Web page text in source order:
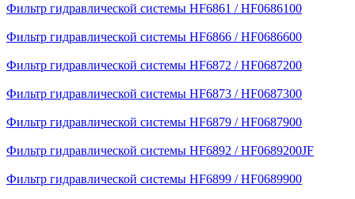
Фильтр гидравлической системы HF6861 / HF0686100
Фильтр гидравлической системы HF6866 / HF0686600
Фильтр гидравлической системы HF6872 / HF0687200
Фильтр гидравлической системы HF6873 / HF0687300
Фильтр гидравлической системы HF6879 / HF0687900
Фильтр гидравлической системы HF6892 / HF0689200JF
Фильтр гидравлической системы HF6899 / HF0689900